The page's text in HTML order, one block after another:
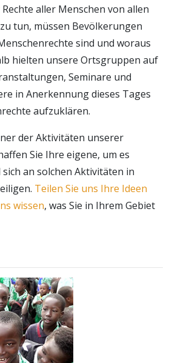
aller Menschen von allen
tun, müssen Bevölkerungen
sind und woraus
hielten unsere Ortsgruppen auf
Seminare und
in Anerkennung dieses Tages
aufzuklären.
der Aktivitäten unserer
Sie Ihre eigene, um es
an solchen Aktivitäten in
Teilen Sie uns Ihre Ideen
wissen, was Sie in Ihrem Gebiet